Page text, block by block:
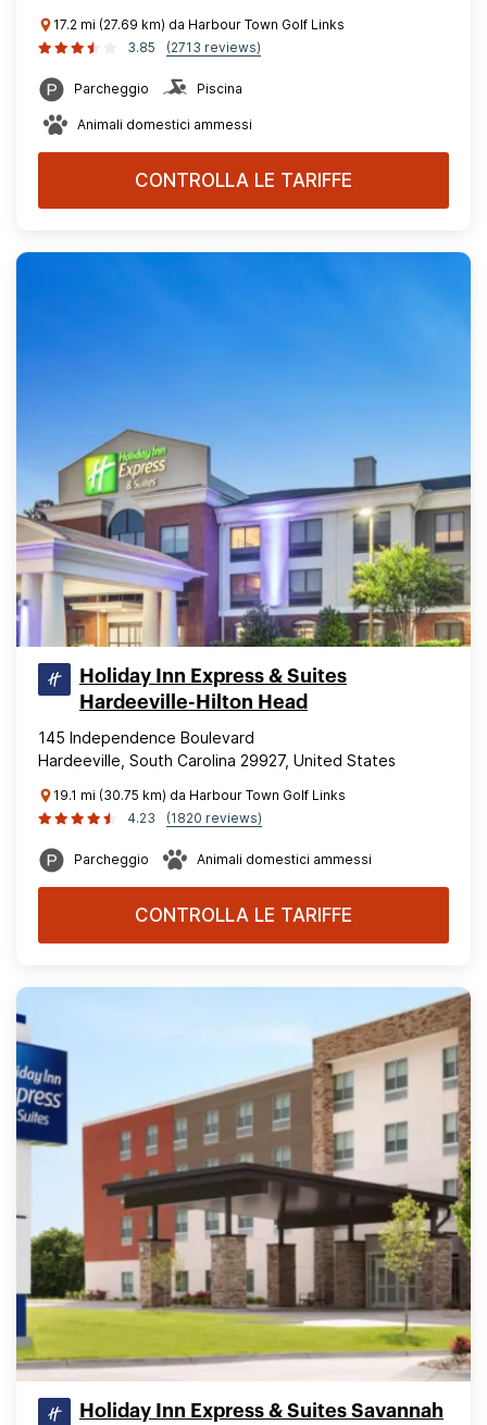
17.2 mi (27.69 km) da Harbour Town Golf Links
3.85
(2713 reviews)
Parcheggio Piscina
Animali domestici ammessi
CONTROLLA LE TARIFFE
Holiday Inn Express & Suites
Hardeeville-Hilton Head
145 Independence Boulevard
Hardeeville, South Carolina 29927, United States
19.1 mi (30.75 km) da Harbour Town Golf Links
4.23
(1820 reviews)
Parcheggio Animali domestici ammessi
CONTROLLA LE TARIFFE
Holiday Inn Express & Suites Savannah